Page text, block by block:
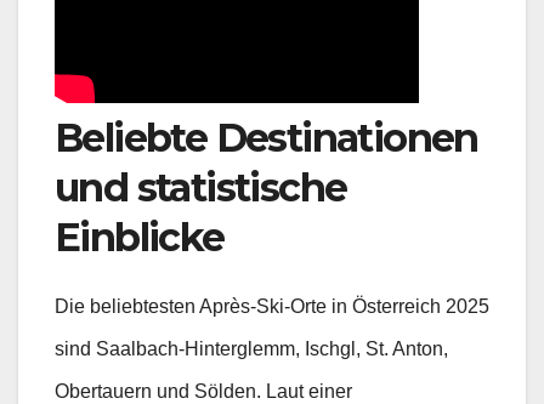
Beliebte Destinationen
und statistische
Einblicke
Die beliebtesten Après-Ski-Orte in Österreich 2025
sind Saalbach-Hinterglemm, Ischgl, St. Anton,
Obertauern und Sölden. Laut einer